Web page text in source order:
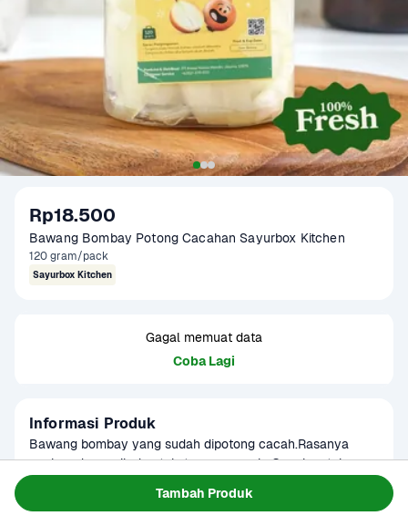
Tambah Produk
Rp18.500
Bawang Bombay Potong Cacahan Sayurbox Kitchen
120 gram/pack
Sayurbox Kitchen
Gagal memuat data
Coba Lagi
Informasi Produk
Bawang bombay yang sudah dipotong cacah.Rasanya
agak pedas gurih dan teksturnya renyah. Cocok untuk
Sayur